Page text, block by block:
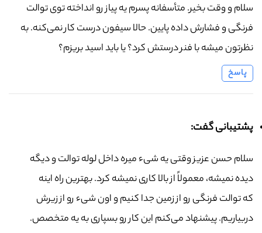
سلام و وقت بخیر. متأسفانه پسرم یه پیاز رو انداخته توی توالت
فرنگی و فشارش داده پایین. حالا سیفون درست کار نمی‌کنه. به
نظرتون میشه با فنر درستش کرد؟ یا باید اسید بریزم؟
پاسخ
پشتیبانی گفت:
سلام حسن عزیز وقتی یه شیء میره داخل لوله توالت و دیگه
دیده نمیشه، معمولاً از بالا کاری نمیشه کرد. بهترین راه اینه
که توالت فرنگی رو از زمین جدا کنیم و اون شیء رو از زیرش
دربیاریم. پیشنهاد می‌کنم این کار رو بسپاری به یه متخصص.